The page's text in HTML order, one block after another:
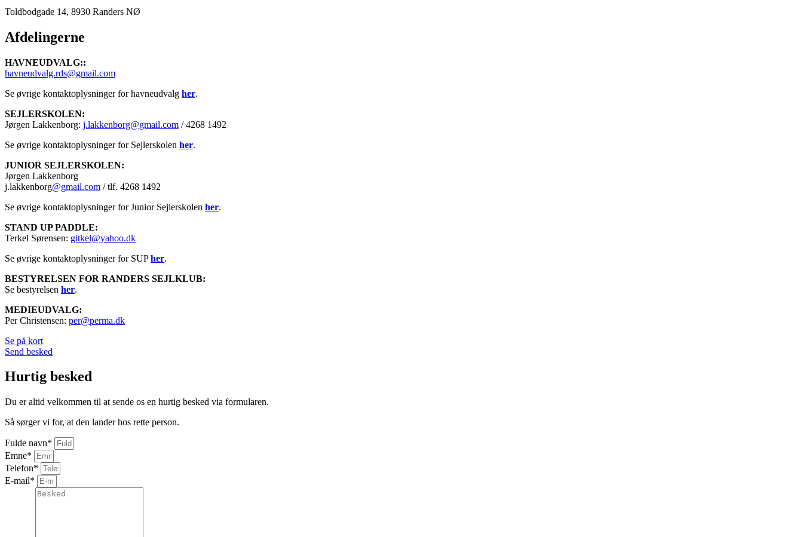
Toldbodgade 14, 8930 Randers NØ
Afdelingerne
HAVNEUDVALG::
havneudvalg.rds@gmail.com
Se øvrige kontaktoplysninger for havneudvalg her.
SEJLERSKOLEN:
Jørgen Lakkenborg: j.lakkenborg@gmail.com / 4268 1492
Se øvrige kontaktoplysninger for Sejlerskolen her.
JUNIOR SEJLERSKOLEN:
Jørgen Lakkenborg
j.lakkenborg@gmail.com / tlf. 4268 1492
Se øvrige kontaktoplysninger for Junior Sejlerskolen her.
STAND UP PADDLE:
Terkel Sørensen: gitkel@yahoo.dk
Se øvrige kontaktoplysninger for SUPher.
BESTYRELSEN FOR RANDERS SEJLKLUB:
Se bestyrelsen her.
MEDIEUDVALG:
Per Christensen: per@perma.dk
Se på kort
Send besked
Hurtig besked
Du er altid velkommen til at sende os en hurtig besked via formularen.
Så sørger vi for, at den lander hos rette person.
Fulde navn*
Emne*
Telefon*
E-mail*